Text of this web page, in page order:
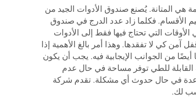
المتانة. يُصنع صندوق الأدوات الجيد من
الأقسام. فكلما زاد عدد الدرج في صندوق
التي تحتاج فيها فقط إلى الأدوات
كي لا تفقدها. وهذا أمر بالغ الأهمية إذا
من الجوانب الإيجابية فيه. يجب أن يكون
القابلة للطي توفر مساحة في حال عدم
في حال حدوث أي مشكلة. تقدم شركة